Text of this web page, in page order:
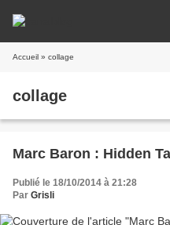
Accueil » collage
collage
Marc Baron : Hidden
Publié le 18/10/2014 à 21:28
Par Grisli